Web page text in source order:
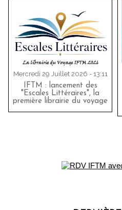
Mercredi 29 Juillet 2026 - 13:11
IFTM : lancement des
"Escales Littéraires", la
première librairie du voyage